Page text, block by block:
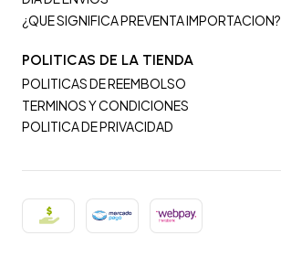
¿QUE SIGNIFICA PREVENTA IMPORTACION?
POLITICAS DE LA TIENDA
POLITICAS DE REEMBOLSO
TERMINOS Y CONDICIONES
POLITICA DE PRIVACIDAD